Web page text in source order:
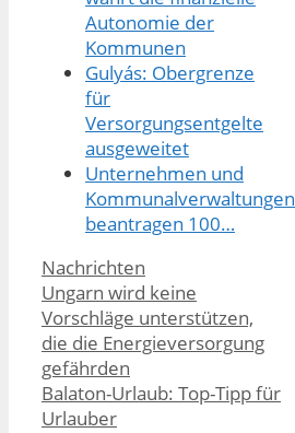
Autonomie der
Kommunen
Gulyás: Obergrenze
für
Versorgungsentgelte
ausgeweitet
Unternehmen und
Kommunalverwaltungen
beantragen 100…
Kategorien
Nachrichten
Ungarn wird keine
Vorschläge unterstützen,
die die Energieversorgung
gefährden
Balaton-Urlaub: Top-Tipp für
Urlauber